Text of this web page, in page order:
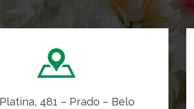
481 – Prado – Belo